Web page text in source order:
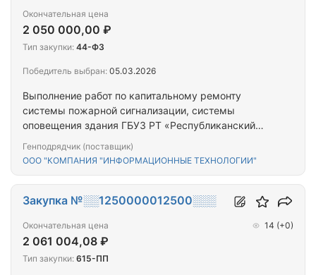
Выполнение работ по капитальному ремонту
системы пожарной сигнализации, системы
оповещения здания ГБУЗ РТ «Республиканский
Республика Тыва, г. Кызыл, ул. Щетинкина-
Генподрядчик (поставщик)
ООО "КОМПАНИЯ "ИНФОРМАЦИОННЫЕ ТЕХНОЛОГИИ"
Окончательная цена
2 050 000,00 ₽
Тип закупки: 44-ФЗ
Победитель выбран: 05.03.2026
Закупка №░░1250000012500░░░
Окончательная цена
2 061 004,08 ₽
14 (+0)
Тип закупки: 615-ПП